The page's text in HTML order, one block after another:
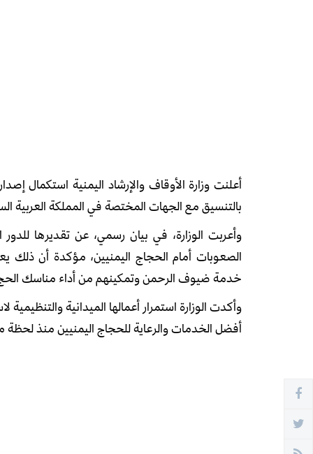
أعلنت وزارة الأوقاف والإرشاد اليمنية استكمال
بالتنسيق مع الجهات المختصة في المملكة العربية
وأعربت الوزارة، في بيان رسمي، عن تقديرها
الصعوبات أمام الحجاج اليمنيين، مؤكدة أن ذلك
خدمة ضيوف الرحمن وتمكينهم من أداء مناسك
وأكدت الوزارة استمرار أعمالها الميدانية
أفضل الخدمات والرعاية للحجاج اليمنيين منذ